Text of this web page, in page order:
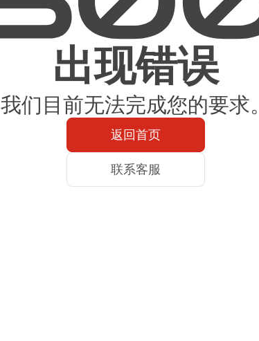
出现错误
我们目前无法完成您的要求。
返回首页
联系客服